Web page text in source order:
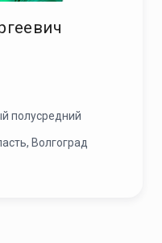
полусредний
Волгоград